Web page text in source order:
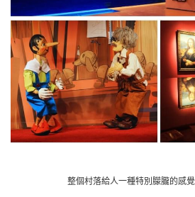
整個村落給人一種特別朦朧的感